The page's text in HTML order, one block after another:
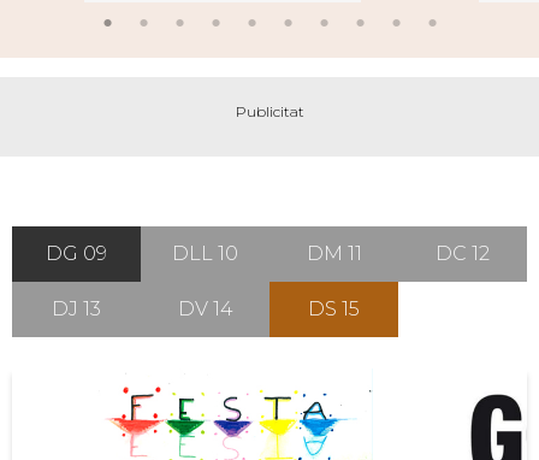
DG 09 DLL 10 DM 11 DC 12
DJ 13 DV 14 DS 15